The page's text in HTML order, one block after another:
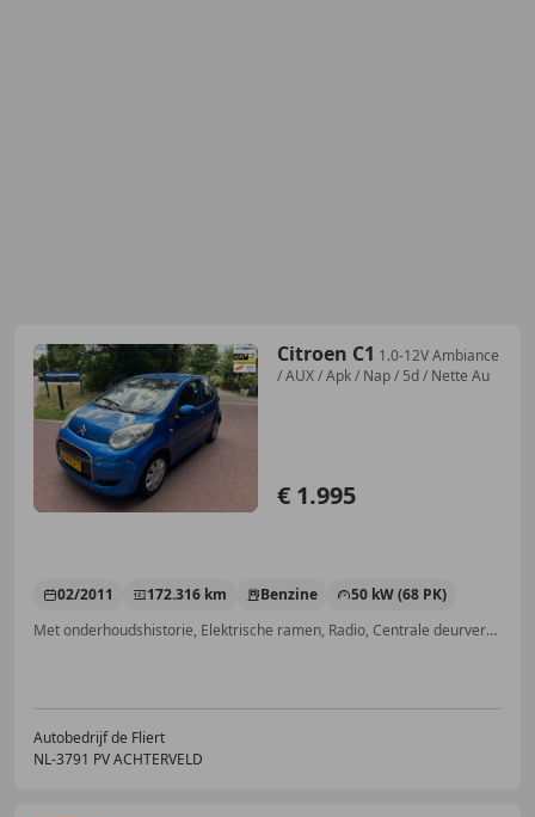
Citroen C1 1.0-12V Ambiance
/ AUX / Apk / Nap / 5d / Nette Au
€ 1.995
02/2011 172.316 km Benzine
50 kW (68 PK)
Met onderhoudshistorie, Elektrische ramen, Radio, Centrale deurvergrendeling met afstandsbediening, ABS, Airbag bestuurder, Zij-airbags, Centrale vergrendeling
Autobedrijf de Fliert
NL-3791 PV ACHTERVELD